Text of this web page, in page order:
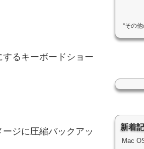
るキーボードショー
ジに圧縮バックアッ
“その
新着
Mac